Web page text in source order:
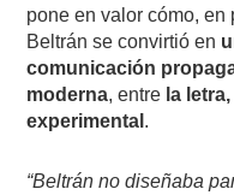
pone en valor cómo,
Beltrán se convirtió en
comunicación
moderna, entre la
experimental .
“Beltrán no diseñaba